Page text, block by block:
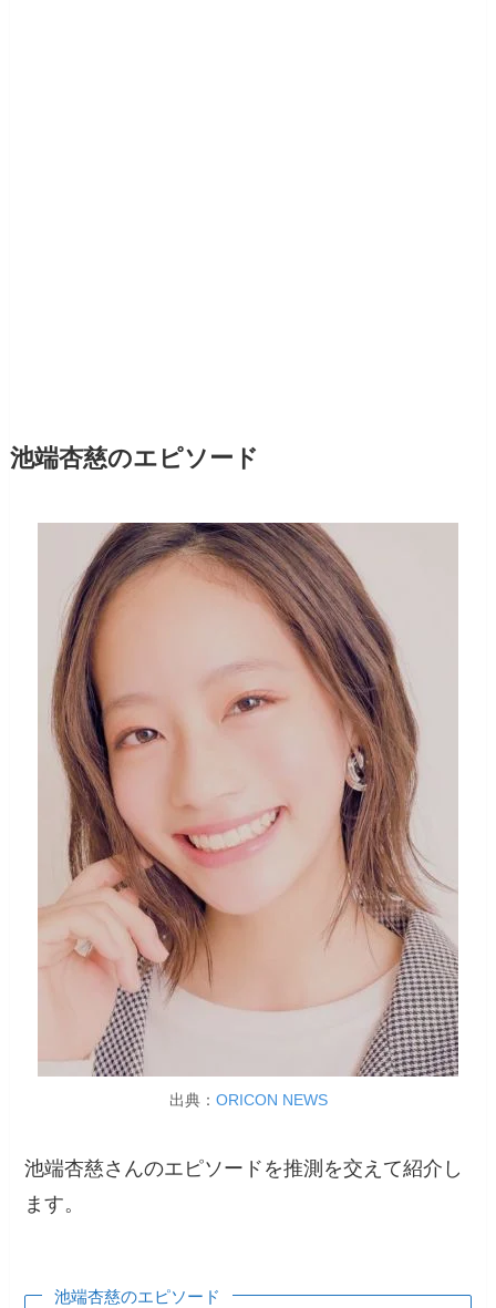
池端杏慈のエピソード
出典： ORICON NEWS
池端杏慈さんのエピソードを推測を交えて紹介し
ます。
池端杏慈のエピソード